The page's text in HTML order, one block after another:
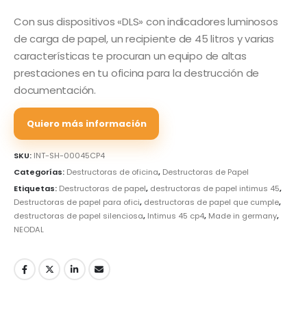
Con sus dispositivos «DLS» con indicadores luminosos
de carga de papel, un recipiente de 45 litros y varias
características te procuran un equipo de altas
prestaciones en tu oficina para la destrucción de
documentación.
Quiero más información
SKU: INT-SH-00045CP4
Categorías: Destructoras de oficina, Destructoras de Papel
Etiquetas: Destructoras de papel, destructoras de papel intimus 45,
Destructoras de papel para ofici, destructoras de papel que cumple,
destructoras de papel silenciosa, Intimus 45 cp4, Made in germany,
NEODAL